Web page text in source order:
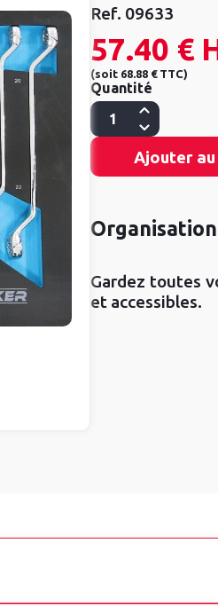
Ref. 09633
57.40 €
(soit 68.88 € TTC)
Quantité
Ajouter
Gardez toutes
et accessibles.